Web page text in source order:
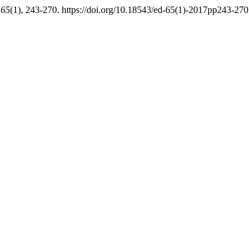
65(1), 243-270. https://doi.org/10.18543/ed-65(1)-2017pp243-270